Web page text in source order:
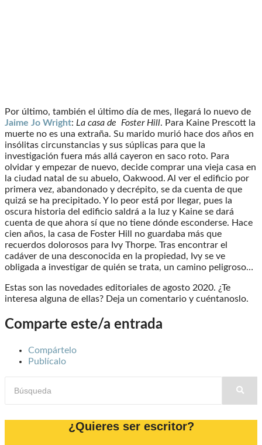
Por último, también el último día de mes, llegará lo nuevo de
Jaime Jo Wright: La casa de Foster Hill. Para Kaine Prescott la
muerte no es una extraña. Su marido murió hace dos años en
insólitas circunstancias y sus súplicas para que la
investigación fuera más allá cayeron en saco roto. Para
olvidar y empezar de nuevo, decide comprar una vieja casa en
la ciudad natal de su abuelo, Oakwood. Al ver el edificio por
primera vez, abandonado y decrépito, se da cuenta de que
quizá se ha precipitado. Y lo peor está́ por llegar, pues la
oscura historia del edificio saldrá a la luz y Kaine se dará
cuenta de que ahora sí que no tiene dónde esconderse. Hace
cien años, la casa de Foster Hill no guardaba más que
recuerdos dolorosos para Ivy Thorpe. Tras encontrar el
cadáver de una desconocida en la propiedad, Ivy se ve
obligada a investigar de quién se trata, un camino peligroso…
Estas son las novedades editoriales de agosto 2020. ¿Te
interesa alguna de ellas? Deja un comentario y cuéntanoslo.
Comparte este/a entrada
Compártelo
Publícalo
¿Quieres ser escritor?